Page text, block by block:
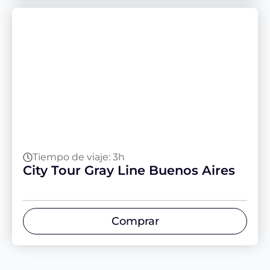
Tiempo de viaje: 3h
City Tour Gray Line Buenos Aires
Comprar